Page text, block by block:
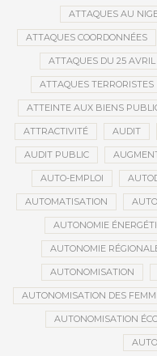
ATTAQUES AU
ATTAQUES COORDONNÉES
ATTAQUES DU 25 AVRIL
ATTAQUES TERRORISTES
ATTEINTE AUX BIENS
ATTRACTIVITÉ AUDIT
AUDIT PUBLIC
AUTO-EMPLOI
AUTOMATISATION
AUTONOMIE
AUTONOMIE
AUTONOMISATION
AUTONOMISATION DES
AUTONOMISATION